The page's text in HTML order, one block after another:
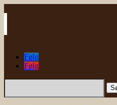
Følg
Følg
Søg